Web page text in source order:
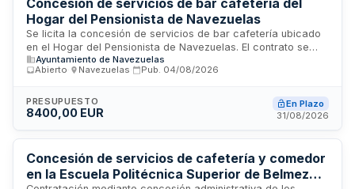
la normativa municipal y sanitaria aplicable.
Hogar del Pensionista de Navezuelas
Se licita la concesión de servicios de bar cafetería ubicado
en el Hogar del Pensionista de Navezuelas. El contrato se
adjudica mediante procedimiento abierto con criterio de
mejor relación calidad-precio. El adjudicatario será
operacional. La duración inicial es de dos años, prorrogable
hasta dos años adicionales mediante prórroga anual. No
Ayuntamiento de Navezuelas
Abierto
Navezuelas Pub. 04/08/2026
PRESUPUESTO
8400,00 EUR
En Plazo
31/08/2026
Concesión de servicios de cafetería y comedor
en la Escuela Politécnica Superior de Belmez